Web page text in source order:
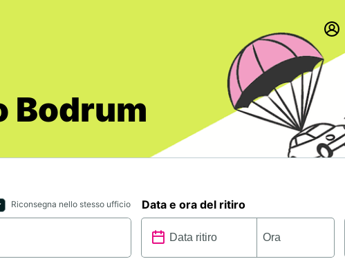
Bodrum
Riconsegna nello stesso ufficio Data e ora del ritiro